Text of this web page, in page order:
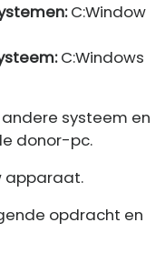
C:Window
C:Windows
systeem en
donor-pc.
apparaat.
opdracht en